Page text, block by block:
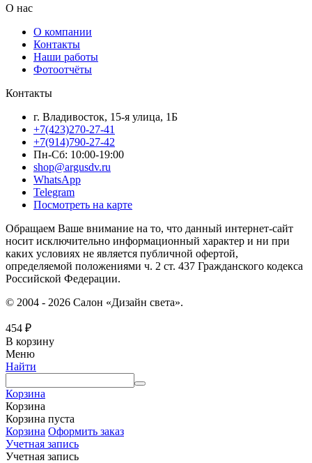
О нас
О компании
Контакты
Наши работы
Фотоотчёты
Контакты
г. Владивосток, 15-я улица, 1Б
+7(423)270-27-41
+7(914)790-27-42
Пн-Сб: 10:00-19:00
shop@argusdv.ru
WhatsApp
Telegram
Посмотреть на карте
Обращаем Ваше внимание на то, что данный интернет-сайт
носит исключительно информационный характер и ни при
каких условиях не является публичной офертой,
определяемой положениями ч. 2 ст. 437 Гражданского кодекса
Российской Федерации.
© 2004 - 2026 Салон «Дизайн света».
454 ₽
В корзину
Меню
Найти
Корзина
Корзина
Корзина пуста
Корзина Оформить заказ
Учетная запись
Учетная запись